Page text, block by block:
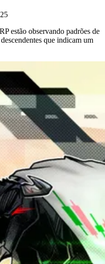
estão observando padrões de
que indicam um